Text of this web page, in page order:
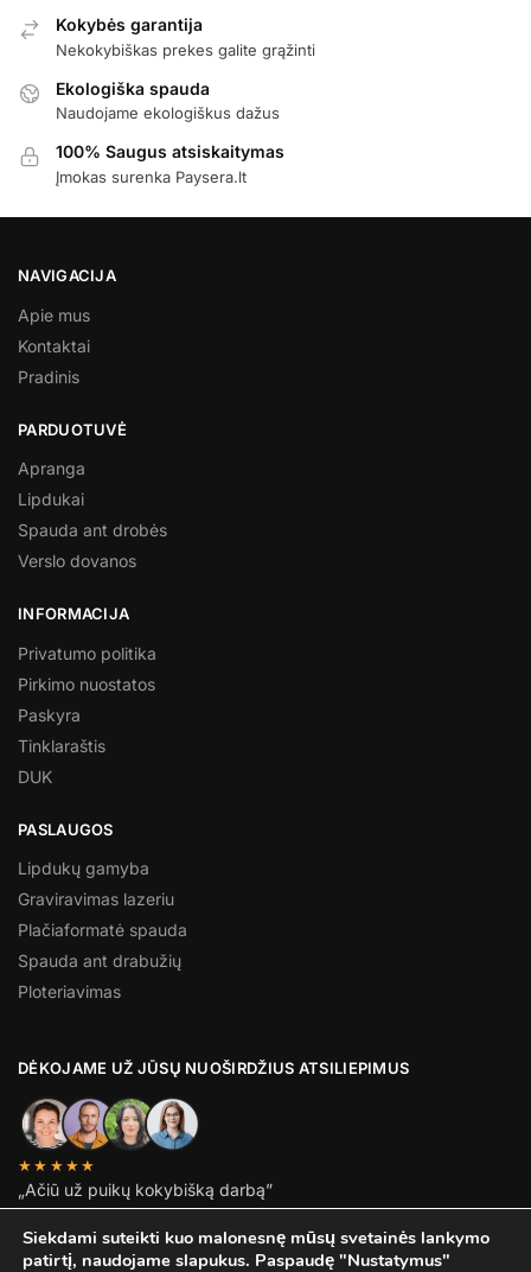
Kokybės garantija
Nekokybiškas prekes galite grąžinti
Ekologiška spauda
Naudojame ekologiškus dažus
100% Saugus atsiskaitymas
Įmokas surenka Paysera.lt
NAVIGACIJA
Apie mus
Kontaktai
Pradinis
PARDUOTUVĖ
Apranga
Lipdukai
Spauda ant drobės
Verslo dovanos
INFORMACIJA
Privatumo politika
Pirkimo nuostatos
Paskyra
Tinklaraštis
DUK
PASLAUGOS
Lipdukų gamyba
Graviravimas lazeriu
Plačiaformatė spauda
Spauda ant drabužių
Ploteriavimas
DĖKOJAME UŽ JŪSŲ NUOŠIRDŽIUS ATSILIEPIMUS
★★★★★
„Ačiū už puikų kokybišką darbą”
© Adpromo 2026
Siekdami suteikti kuo malonesnę mūsų svetainės lankymo
patirtį, naudojame slapukus. Paspaudę "Nustatymus"